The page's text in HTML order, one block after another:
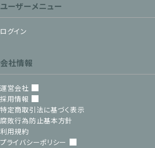
ユーザーメニュー
ログイン
会社情報
運営会社
採用情報
特定商取引法に基づく表示
腐敗行為防止基本方針
利用規約
プライバシーポリシー